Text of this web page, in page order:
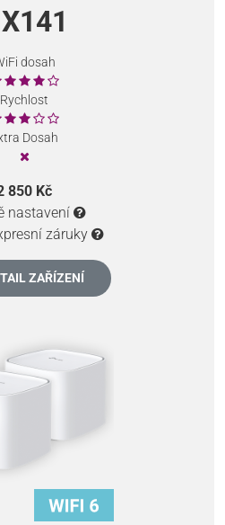
dosah
Rychlost
Dosah
850 Kč
nastavení
záruky
ZAŘÍZENÍ